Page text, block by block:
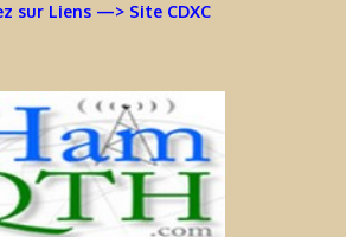
sur Liens —> Site CDXC